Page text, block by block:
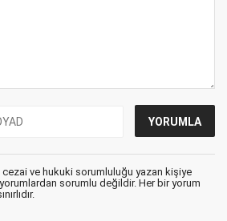
cezai ve hukuki sorumluluğu yazan kişiye
sorumlu değildir. Her bir yorum